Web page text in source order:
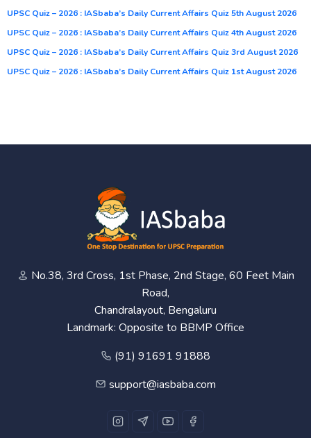
UPSC Quiz – 2026 : IASbaba’s Daily Current Affairs Quiz 5th August 2026
UPSC Quiz – 2026 : IASbaba’s Daily Current Affairs Quiz 4th August 2026
UPSC Quiz – 2026 : IASbaba’s Daily Current Affairs Quiz 3rd August 2026
UPSC Quiz – 2026 : IASbaba’s Daily Current Affairs Quiz 1st August 2026
No.38, 3rd Cross, 1st Phase, 2nd Stage, 60 Feet Main
Road,
Chandralayout, Bengaluru
Landmark: Opposite to BBMP Office
(91) 91691 91888
support@iasbaba.com